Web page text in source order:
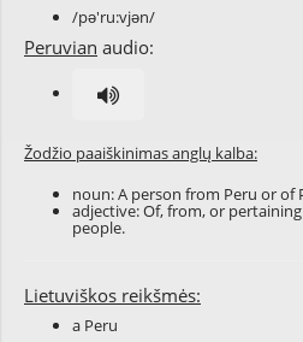
/pə'ru:vjən/
Peruvian audio:
Žodžio paaiškinimas anglų kalba:
noun: A person from Peru or of
adjective: Of, from, or
people.
Lietuviškos reikšmės:
a Peru